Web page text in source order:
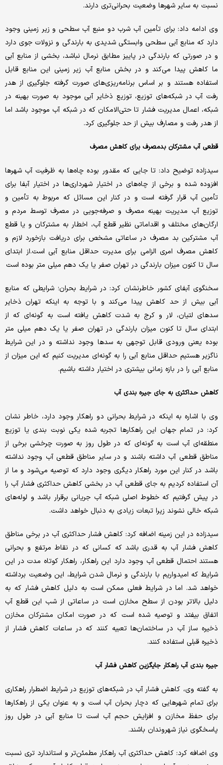
نسبت به سایر شهرها وضعیت بحرانی‌تری دارند.
وی ادامه داد: برای تأمین آب شرب دو منبع آب سطحی و زیر زمینی وجود
دارد که منابع آبی سطحی وابستگی شدیدی به بارندگی و نزولات جوی دارد
و در صورتی که بارندگی در پاییز مطابق نرمال نباشد، بخشی از منابع آبی
ما کاهش پیدا می‌کند و در بخش منابع آب زیر زمینی این منابع قابل
استفاده هستند و بر اساس برنامه‌ریزی‌های صورت گرفته جلوگیری از هدر
رفت آب در شبکه‌های توزیع، توزیع ذخایر آبی موجود به صورت بهینه در
شبکه، اعمال مدیریت فشار تا حتی‌الامکان که در شبکه آب موجود باشد اما
از هدر رفت و مصارف بیش از حد جلوگیری کرد.
قطعی آب مشترکان بدمصرف برای کاهش مصرف
سیدزاده توضیح داد: تا جایی که مقدور بوده چاه‌ها به ظرفیت آب شهرها
افزوده شده و برخی از چاه‌های در اختیار شهرداری‌ها در اختیار آبفا برای
تأمین آب قرار گرفته است و در کنار این مسائل که مربوط به تأمین و
توزیع آب مدیریت بهینه مصرف و صرفه‌جویی در مصرف توسط مردم و
ارگان‌های مختلف و اقداماتی نظیر قطع آب، اخطار به مشترکان و یا قطع
آب مشترکین بد مصرف در ساعاتی مشخص برای دریافت بازخورد لازم و
کاهش مصرف امری الزامی برای مدیرت حداقل منابع آبی است.از ابتدای
سال تا کنون میزان بارندگی در تهران صفر یا یک دهم میلی متر بوده است
سخنگوی آبفای کشور خاطرنشان کرد: در شرایط بحران؛ شرایطی که منابع
آبی بیش از حد کاهش پیدا می‌کند و با توجه به اینکه تهران ذخایر
سدهای لتیان، لار و کرج به شدت کاهش یافته است به گونه‌ای که از
ابتدای سال تا کنون میزان بارندگی در تهران صفر یا یک دهم میلی متر
بوده یعنی ورودی قابل توجهی به سدها وجود نداشته و در این شرایط
ناگزیر هستیم حداقل منابع آبی را به گونه‌ای مدیریت کنیم که این میزان از
منابع آبی را در بازه زمانی بیشتری در اختیار داشته باشیم.
کاهش حداکثری به جای جیره بندی آب
وی با اشاره به اینکه در شرایط بحرانی دو راهکار وجود دارد، خاطر نشان
کرد: در تمام جهان این راهکارها تجربه شده یکی نوبت بندی یا توزیع
منطقه‌ای آب است به گونه‌ای که در طول روز به صورت چرخشی برخی از
مناطق قطعی آب داشته باشند و در سایر مناطق قطعی آب وجود نداشته
باشد در کنار این مورد راهکار دیگری وجود دارد که توصیه می‌شود و ما از
آن استفاده کردیم به جای قطعی آب در بخشی کاهش حداکثری فشار آب را
در پیش گرفتیم که خطوط اصلی شبکه آب جریانی برقرار باشد و لوله‌های
شبکه خالی نشوند زیرا تبعات زیادی به دنبال خواهد داشت.
سیدزاده در این زمینه اضافه کرد: کاهش فشار حداکثری آب در برخی مناطق
کاهش فشار آب به قدری باشد که کسانی که در نقاط مرتفع و بحرانی
هستند احتمال قطعی آب وجود دارد این راهکار، راهکار کوتاه مدت در این
شرایط که امیدواریم با بارندگی و نرمال شدن شرایط، این وضعیت برداشته
خواهد شد. اما در شرایط فعلی ممکن است به دلیل کاهش فشار که به
دلیل بالاتر بودن از سطح مخازن است در ساعاتی از شب این قطع آب
اتفاق بیفتد و توصیه شده است که در صورت امکان مشترکان مخازن
ذخیره ساز آب در ساختمان‌ها تعبیه کنند که در ساعات کاهش فشار از
ذخیره قبلی استفاده کنند.
جیره بندی آب راهکار جایگزین کاهش فشار آب
به گفته وی، کاهش فشار آب در شبکه‌های توزیع در شرایط اضطرار راهکاری
برای تمام شهرهایی که دچار بحران آب است و به عنوان یکی از راهکارها
برای حفظ مخازن و افزایش حجم آب است تا منابع آبی در طول روز
پاسخگوی نیاز شهروندان باشند.
وی اضافه کرد: کاهش حداکثری آب راهکار مطمئن‌تر و استاندارد تری نسبت